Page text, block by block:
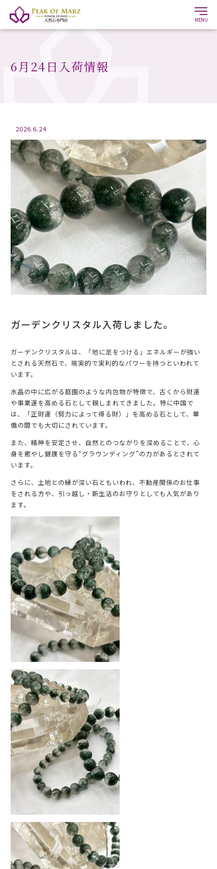
MENU
6月24日入荷情報
2026.6.24
ガーデンクリスタル入荷しました。
ガーデンクリスタルは、「地に足をつける」エネルギーが強い
とされる天然石で、現実的で実利的なパワーを持つといわれて
います。
水晶の中に広がる庭園のような内包物が特徴で、古くから財運
や事業運を高める石として親しまれてきました。特に中国で
は、「正財運（努力によって得る財）」を高める石として、華
僑の間でも大切にされています。
また、精神を安定させ、自然とのつながりを深めることで、心
身を癒やし健康を守る“グラウンディング”の力があるとされて
います。
さらに、土地との縁が深い石ともいわれ、不動産関係のお仕事
をされる方や、引っ越し・新生活のお守りとしても人気があり
ます。